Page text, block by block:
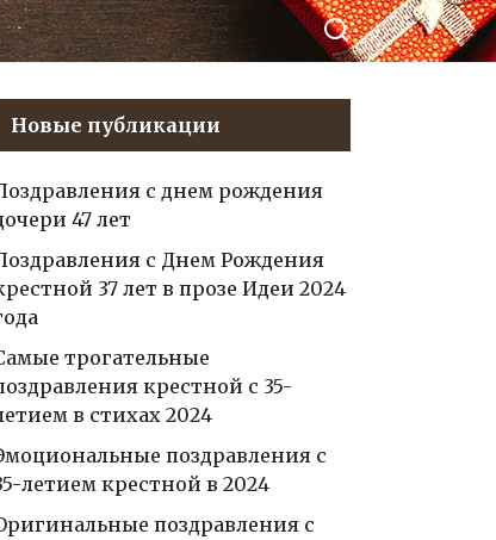
Новые публикации
с днем рождения
47 лет
с Днем Рождения
37 лет в прозе Идеи 2024
трогательные
крестной с 35-
в стихах 2024
поздравления с
летием крестной в 2024
поздравления с
супруга — откройте
свое сердце и